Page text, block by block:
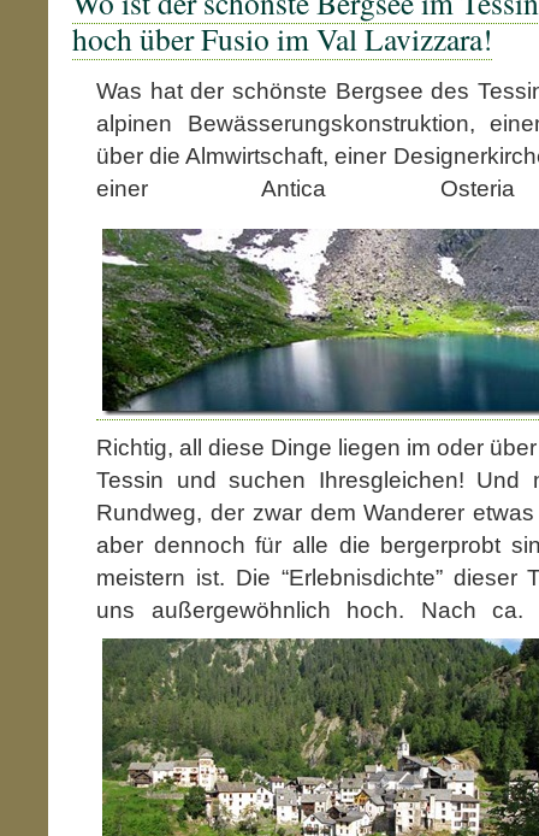
hoch über Fusio im Val Lavizzara!
Was hat der schönste Bergsee des
alpinen Bewässerungskonstruktion,
über die Almwirtschaft, einer
einer Antica Osteria
Richtig, all diese Dinge liegen im oder
Tessin und suchen Ihresgleichen! Und
Rundweg, der zwar dem Wanderer
aber dennoch für alle die bergerprobt
meistern ist. Die “Erlebnisdichte” dieser
uns außergewöhnlich hoch. Nach ca.